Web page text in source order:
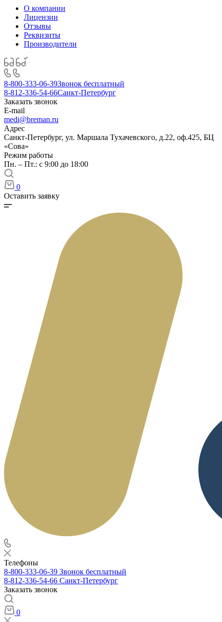
О компании
Лицензии
Отзывы
Реквизиты
Производители
8-800-333-06-39Звонок бесплатный
8-812-336-54-66Санкт-Петербург
Заказать звонок
E-mail
medi@breman.ru
Адрес
Санкт-Петербург, ул. Маршала Тухачевского, д.22, оф.425, БЦ
«Сова»
Режим работы
Пн. – Пт.: с 9:00 до 18:00
0
Оставить заявку
Телефоны
8-800-333-06-39 Звонок бесплатный
8-812-336-54-66 Санкт-Петербург
Заказать звонок
0